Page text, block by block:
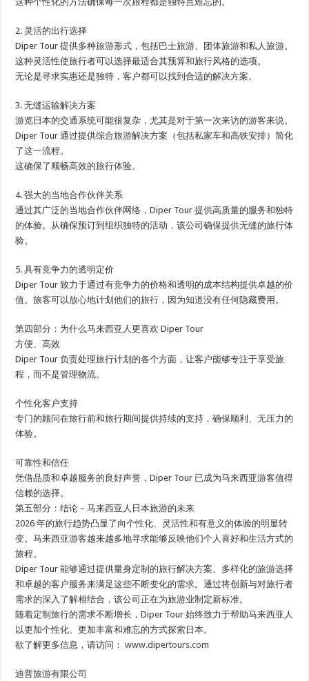
2. 灵活的出行选择
Diper Tour 提供多种旅游形式，包括巴士旅游、团体旅游和私人旅游。
这种灵活性使旅行者可以选择最适合其预算和旅行风格的选项。
无论是寻求实惠还是独特，客户都可以找到合适的解决方案。
3. 无缝运输解决方案
游览日本的交通系统可能很复杂，尤其是对于第一次来访的游客来说。
Diper Tour 通过提供综合旅游解决方案（包括私家车和高铁安排）简化
了这一流程。
这确保了顺畅高效的旅行体验。
4. 强大的当地合作伙伴关系
通过其广泛的当地合作伙伴网络，Diper Tour 提供高质量的服务和独特
的体验。从确保预订到组织独特的活动，该公司确保提供无缝的旅行体
验。
5. 具有竞争力的透明定价
Diper Tour 致力于通过有竞争力的价格和透明的成本结构提供卓越的价
值。旅客可以放心地计划他们的旅行，因为知道没有任何隐藏费用。
第四部分：为什么马来西亚人更喜欢 Diper Tour
方便、高效
Diper Tour 负责处理旅行计划的各个方面，让客户能够专注于享受旅
程，而不是管理物流。
个性化客户支持
专门的顾问在旅行前和旅行期间提供持续的支持，确保顺利、无压力的
体验。
可靠性和信任
凭借品质和卓越服务的良好声誉，Diper Tour 已成为马来西亚游客值得
信赖的选择。
第五部分：结论 – 马来西亚人日本旅游的未来
2026 年的旅行趋势凸显了向个性化、灵活性和有意义的体验的明显转
变。马来西亚游客越来越多地寻求能够反映他们个人喜好和生活方式的
旅程。
Diper Tour 能够通过提供量身定制的旅行解决方案、多样化的旅游选择
和卓越的客户服务来满足这些不断变化的需求。通过将创新与对旅行者
需求的深入了解相结合，该公司正在为旅游业制定新标准。
随着定制旅行的需求不断增长，Diper Tour 始终致力于帮助马来西亚人
以更加个性化、更加丰富和难忘的方式探索日本。
欲了解更多信息，请访问：www.dipertours.com
迪普旅游有限公司